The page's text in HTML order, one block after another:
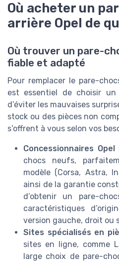
Où acheter un
arrière Opel de
Où trouver un pare-
fiable et adapté
Pour remplacer le pare-
est essentiel de choisir
d’éviter les mauvaises
stock ou des pièces non
s’offrent à vous selon vos
Concessionnaires Opel
chocs neufs,
modèle (Corsa, Astra,
ainsi de la garantie
d’obtenir un pare-
caractéristiques
version gauche, droit ou
Sites spécialisés en
sites en ligne, comme
large choix de pare-